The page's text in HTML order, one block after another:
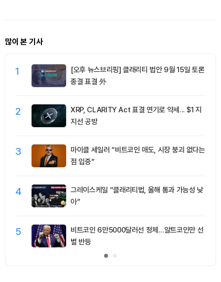
많이 본 기사
1
[오후 뉴스브리핑] 클래리티 법안 9월 15일 토론
종결 표결 外
2
XRP, CLARITY Act 표결 연기로 약세... $1 지
지선 공방
3
마이클 세일러 “비트코인 매도, 시장 붕괴 없다는
점 입증”
4
그레이스케일 “클래리티법, 올해 통과 가능성 낮
아”
5
비트코인 6만5000달러선 정체…알트코인만 선
별 반등